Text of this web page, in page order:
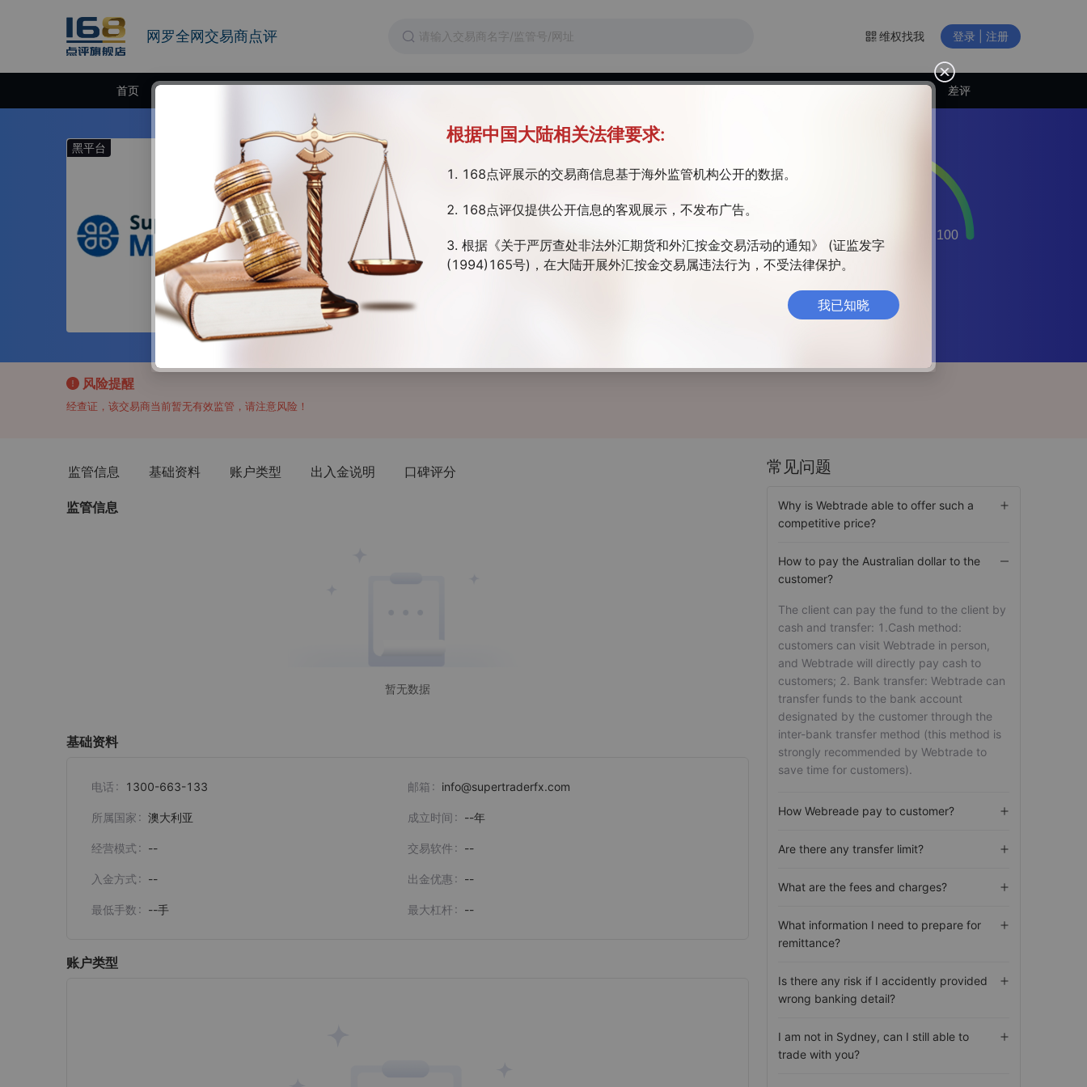
网罗全网交易商点评 维权找我 登录 | 注册
首页 差评
黑平台 SuperTrader Matkets
5-10年 | 监管牌照存疑 | 主标MT4/5 | 区域性交易商
汇盈证券（SuperTrader Markets）是澳大利亚一家金融衍生品经纪商，由一个在金融，外汇
和技术领域拥有多年经验的团队创建。汇盈证券（SuperTrader Markets）目前受澳大利亚证
券和投资委员会（监管号：443886）和瓦努阿图金融委员会监管（监管号：41698）。
风险提醒
经查证，该交易商当前暂无有效监管，请注意风险！
监管信息 基础资料 账户类型 出入金说明 口碑评分
监管信息
暂无数据
基础资料
电话 1300-663-133 邮箱 info@supertraderfx.com
所属国家 澳大利亚 成立时间 --年
经营模式 -- 交易软件 --
入金方式 -- 出金优惠 --
最低手数 --手 最大杠杆 --
账户类型
常见问题
Why is Webtrade able to offer such a
competitive price?
How to pay the Australian dollar to the
customer?
The client can pay the fund to the client by
cash and transfer: 1.Cash method:
customers can visit Webtrade in person,
and Webtrade will directly pay cash to
customers; 2. Bank transfer: Webtrade can
transfer funds to the bank account
designated by the customer through the
inter-bank transfer method (this method is
strongly recommended by Webtrade to
save time for customers).
How Webreade pay to customer?
Are there any transfer limit?
What are the fees and charges?
What information I need to prepare for
remittance?
Is there any risk if I accidently provided
wrong banking detail?
I am not in Sydney, can I still able to
trade with you?
根据中国大陆相关法律要求:
1. 168点评展示的交易商信息基于海外监管机构公开的数据。
2. 168点评仅提供公开信息的客观展示，不发布广告。
3. 根据《关于严厉查处非法外汇期货和外汇按金交易活动的通知》 (证监发字
(1994)165号)，在大陆开展外汇按金交易属违法行为，不受法律保护。
我已知晓